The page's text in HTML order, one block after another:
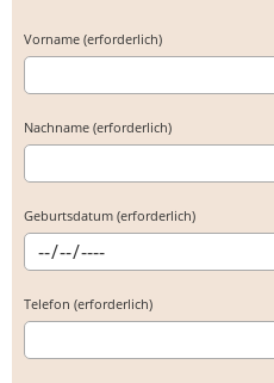
Vorname (erforderlich)
Nachname (erforderlich)
Geburtsdatum (erforderlich)
Telefon (erforderlich)